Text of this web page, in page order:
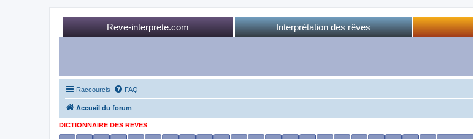
Reve-interprete.com
Interprétation des rêves
Raccourcis FAQ
Accueil du forum
DICTIONNAIRE DES REVES